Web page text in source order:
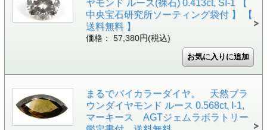
ヤモンド ルース(裸石) 0.413ct, SI-1 【
中央宝石研究所ソーティング袋付 】 【
送料無料 】
価格： 57,380円(税込)
まるでバイカラーダイヤ。 天然ブラ
ウンダイヤモンド ルース 0.568ct, I-1,
マーキース AGTジェムラボラトリー